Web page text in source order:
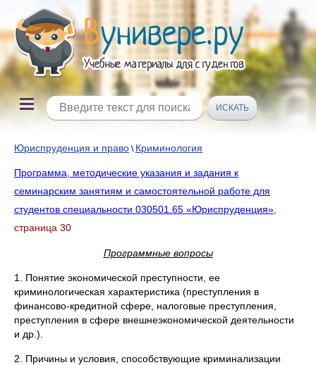
Юриспруденция и право \ Криминология
Программа, методические указания и задания к
семинарским занятиям и самостоятельной работе для
студентов специальности 030501.65 «Юриспруденция»
страница 30
Программные вопросы
1. Понятие экономической преступности, ее
криминологическая характеристика (преступления в
финансово-кредитной сфере, налоговые преступления,
преступления в сфере внешнеэкономической деятельности
и др.).
2. Причины и условия, способствующие криминализации